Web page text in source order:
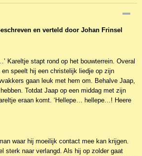
en verteld door Johan Frinsel
Kareltje stapt rond op het bouwterrein. Overal
speelt hij een christelijk liedje op zijn
gaan leuk met hem om. Behalve Jaap,
Totdat Jaap op een middag met zijn
eraan komt. ‘Hellepe… hellepe…! Heere
waar hij moeilijk contact mee kan krijgen.
sterk naar verlangd. Als hij op zolder gaat